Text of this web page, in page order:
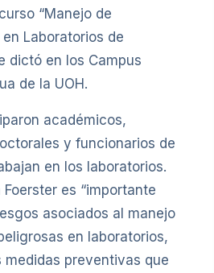
“Manejo de
Laboratorios de
dictó en los Campus
de la UOH.
académicos,
y funcionarios de
en los laboratorios.
es “importante
asociados al manejo
en laboratorios,
preventivas que